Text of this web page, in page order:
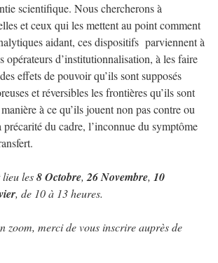
scientifique. Nous chercherons à
et ceux qui les mettent au point comment
aidant, ces dispositifs parviennent à
opérateurs d’institutionnalisation, à les faire
effets de pouvoir qu’ils sont supposés
et réversibles les frontières qu’ils sont
à ce qu’ils jouent non pas contre ou
précarité du cadre, l’inconnue du symptôme
lieu les8 Octobre, 26 Novembre, 10
, de 10 à 13 heures.
zoom, merci de vous inscrire auprès de